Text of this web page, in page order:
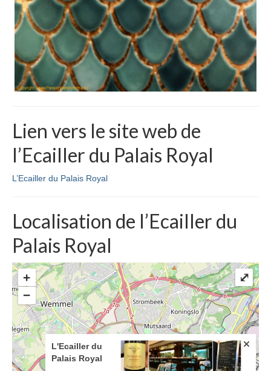
Lien vers le site web de
l’Ecailler du Palais Royal
L’Ecailler du Palais Royal
Localisation de l’Ecailler du
Palais Royal
L'Ecailler du
Palais Royal
+
−
⤢